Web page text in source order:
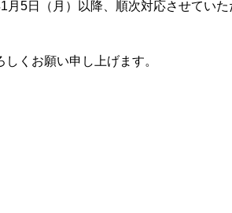
月5日（月）以降、順次対応させていた
しくお願い申し上げます。